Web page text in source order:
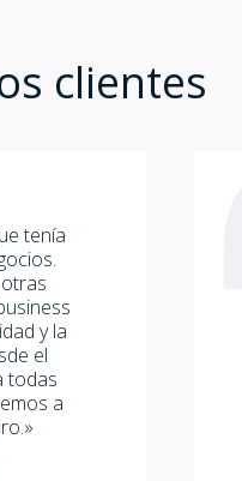
clientes
tenía
y la
el
todas
a